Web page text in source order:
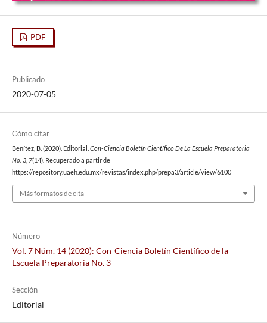
PDF
Publicado
2020-07-05
Cómo citar
Benítez, B. (2020). Editorial. Con-Ciencia Boletín Científico De La Escuela Preparatoria
No. 3, 7(14). Recuperado a partir de
https://repository.uaeh.edu.mx/revistas/index.php/prepa3/article/view/6100
Más formatos de cita
Número
Vol. 7 Núm. 14 (2020): Con-Ciencia Boletín Científico de la
Escuela Preparatoria No. 3
Sección
Editorial